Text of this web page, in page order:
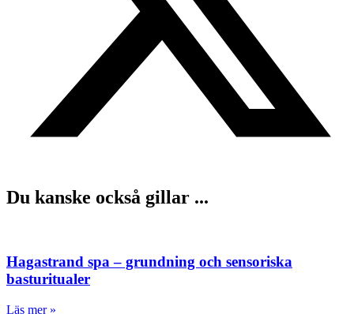
Du kanske också gillar ...
Hagastrand spa – grundning och sensoriska
basturitualer
Läs mer »